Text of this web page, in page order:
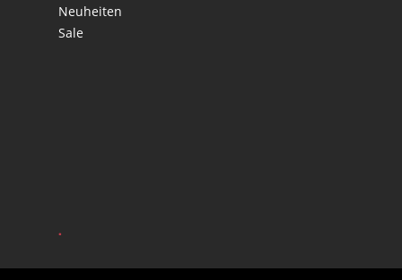
Neuheiten
Sale
.